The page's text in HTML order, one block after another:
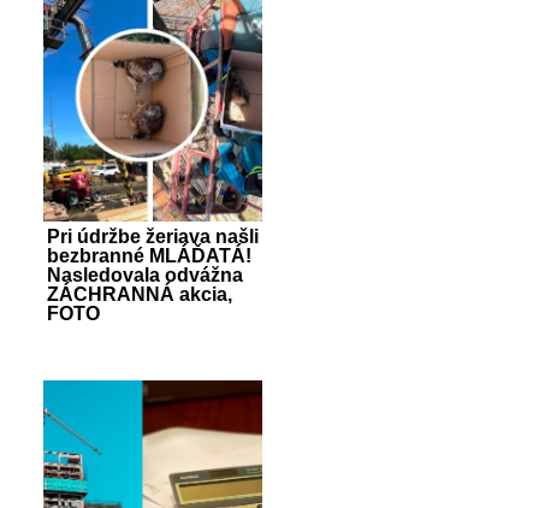
Pri údržbe žeriava našli
bezbranné MLÁĎATÁ!
Nasledovala odvážna
ZÁCHRANNÁ akcia,
FOTO